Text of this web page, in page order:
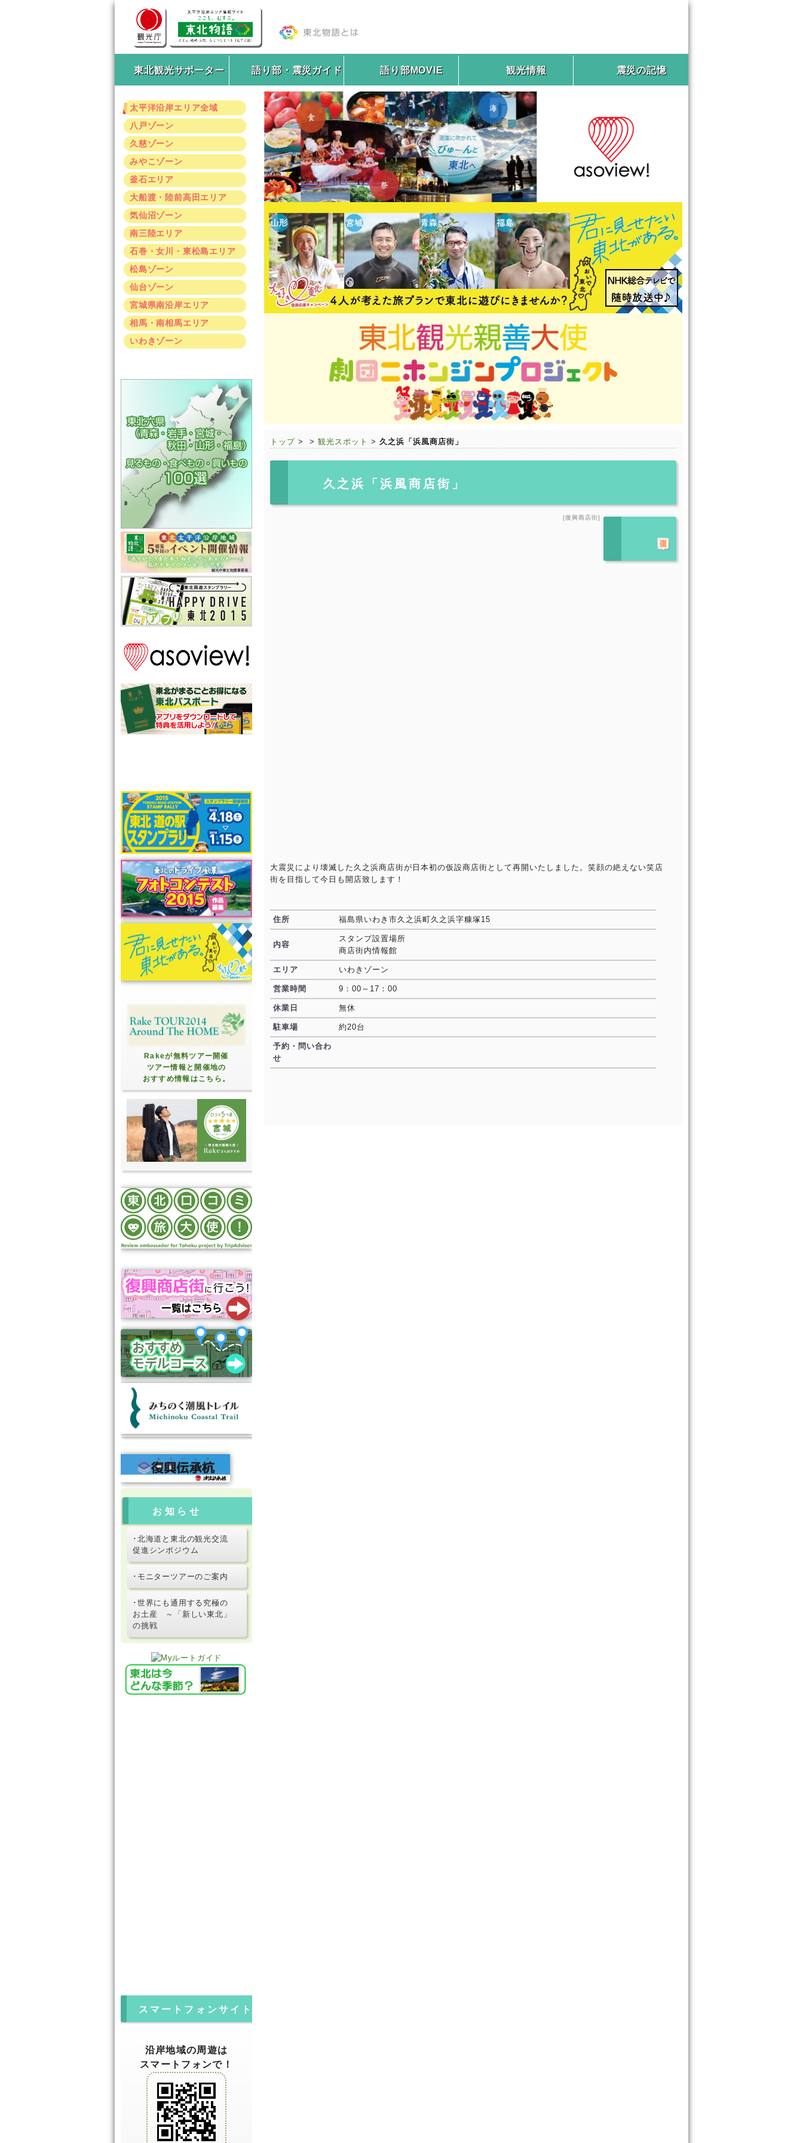
東北観光サポーター 語り部・震災ガイド 語り部MOVIE 観光情報 震災の記憶
太平洋沿岸エリア全域
八戸ゾーン
久慈ゾーン
みやこゾーン
釜石エリア
大船渡・陸前高田エリア
気仙沼ゾーン
南三陸エリア
石巻・女川・東松島エリア
松島ゾーン
仙台ゾーン
宮城県南沿岸エリア
相馬・南相馬エリア
いわきゾーン
Rakeが無料ツアー開催
ツアー情報と開催地の
おすすめ情報はこちら。
お知らせ
･北海道と東北の観光交流
促進シンポジウム
･モニターツアーのご案内
･世界にも通用する究極の
お土産 ～「新しい東北」
の挑戦
スマートフォンサイト
沿岸地域の周遊は
スマートフォンで！
トップ > > 観光スポット > 久之浜「浜風商店街」
久之浜「浜風商店街」
[復興商店街]
大震災により壊滅した久之浜商店街が日本初の仮設商店街として再開いたしました。笑顔の絶えない笑店
街を目指して今日も開店致します！
住所 福島県いわき市久之浜町久之浜字糠塚15
内容
スタンプ設置場所
商店街内情報館
エリア いわきゾーン
営業時間 9：00～17：00
休業日 無休
駐車場 約20台
予約・問い合わ
せ